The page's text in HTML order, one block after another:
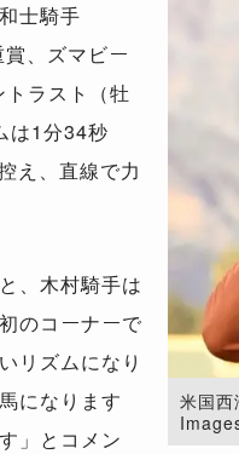
米国
Images
士騎手
、ズマビー
ラスト（牡
は1分34秒
え、直線で力
、木村騎手は
のコーナーで
リズムになり
になります
」とコメン